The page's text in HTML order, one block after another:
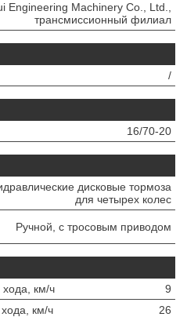
Engineering Machinery Co., Ltd.,
трансмиссионный филиал
/
16/70-20
дисковые тормоза
для четырех колес
Ручной, с тросовым приводом
км/ч
9
км/ч
26